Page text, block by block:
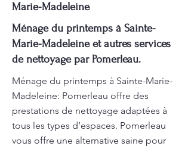
Marie-Madeleine
Ménage du printemps à Sainte-
Marie-Madeleine et autres services
de nettoyage par Pomerleau.
Ménage du printemps à Sainte-Marie-
Madeleine: Pomerleau offre des
prestations de nettoyage adaptées à
tous les types d’espaces. Pomerleau
vous offre une alternative saine pour